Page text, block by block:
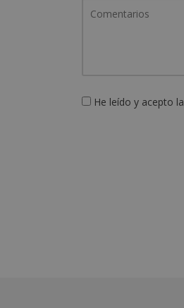
He leído y acepto la